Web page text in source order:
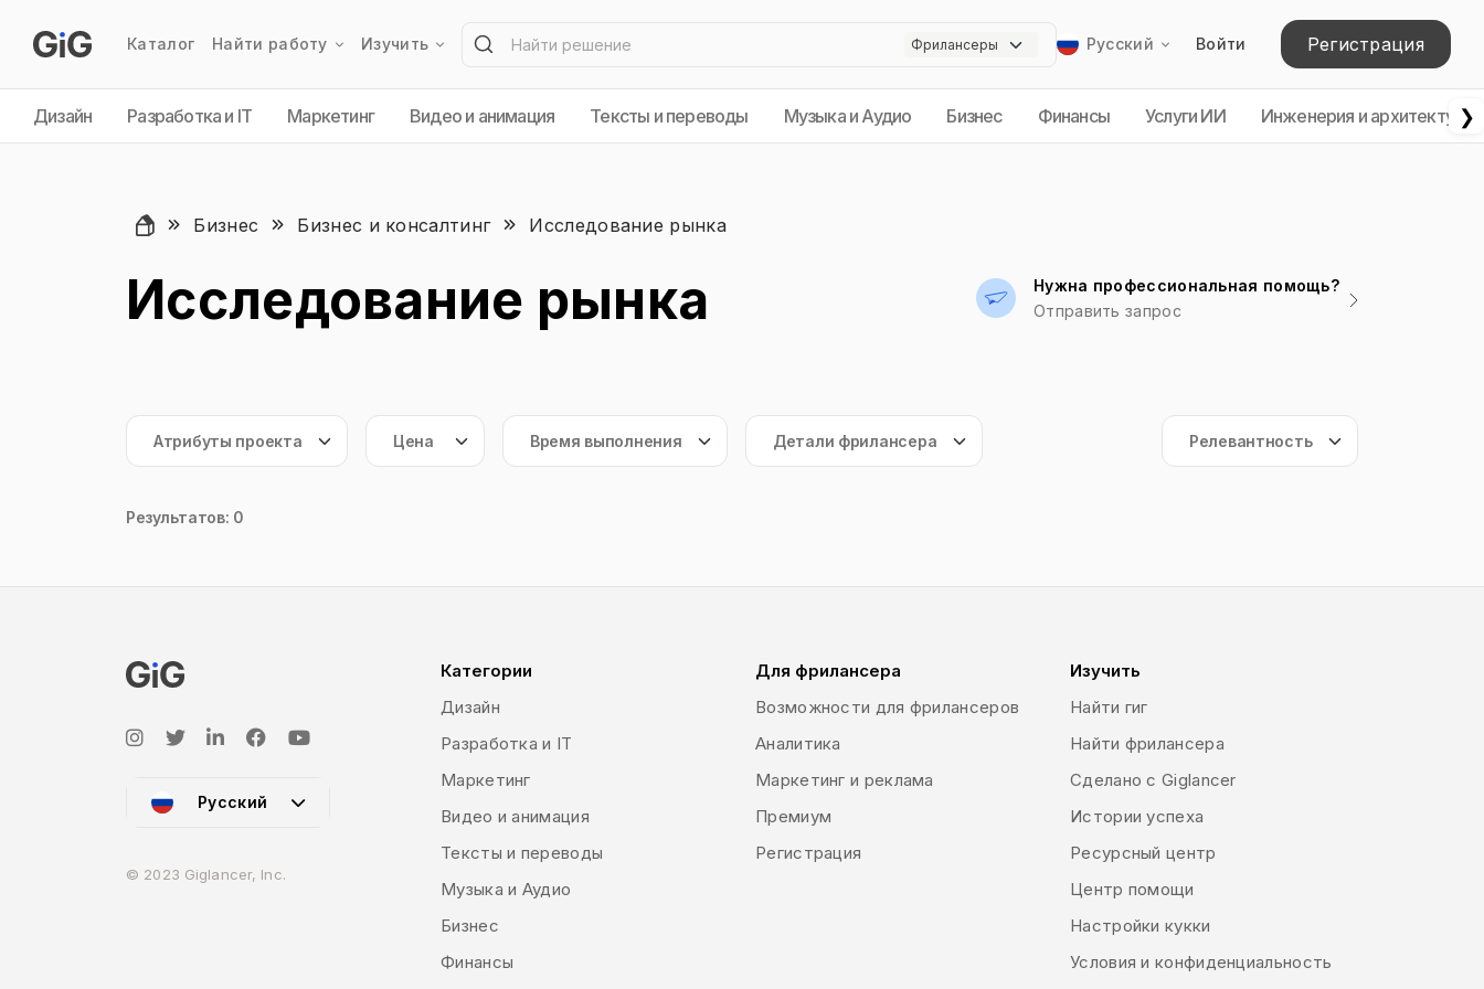
Каталог Найти работу Изучить Русский Войти Регистрация
Дизайн Разработка и IT Маркетинг Видео и анимация Тексты и переводы Музыка и Аудио Бизнес Финансы Услуги ИИ Инженерия и архитектура
❯
Бизнес Бизнес и консалтинг Исследование рынка
Исследование рынка
Нужна профессиональная помощь?
Отправить запрос
Результатов: 0
Русский
© 2023 Giglancer, Inc.
Категории
Дизайн
Разработка и IT
Маркетинг
Видео и анимация
Тексты и переводы
Музыка и Аудио
Бизнес
Финансы
Для фрилансера
Возможности для фрилансеров
Аналитика
Маркетинг и реклама
Премиум
Регистрация
Изучить
Найти гиг
Найти фрилансера
Сделано с Giglancer
Истории успеха
Ресурсный центр
Центр помощи
Настройки кукки
Условия и конфиденциальность